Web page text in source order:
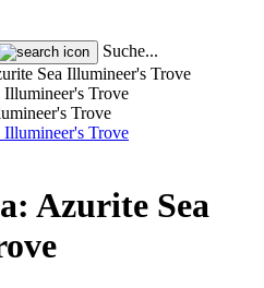
Suche...
Sea Illumineer's Trove
Trove
Azurite Sea